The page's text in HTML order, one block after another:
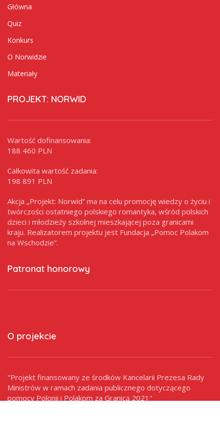
Główna
Quiz
Konkurs
O Norwidzie
Materiały
PROJEKT: NORWID
Wartość dofinansowania:
188 460 PLN
Całkowita wartość zadania:
198 891 PLN
Akcja „Projekt: Norwid” ma na celu promocję wiedzy o życiu i
twórczości ostatniego polskiego romantyka, wśród polskich
dzieci i młodzieży szkolnej mieszkającej poza granicami
kraju. Realizatorem projektu jest Fundacja „Pomoc Polakom
na Wschodzie”.
Patronat honorowy
O projekcie
"Projekt finansowany ze środków Kancelarii Prezesa Rady
Ministrów w ramach zadania publicznego dotyczącego
pomocy Polonii i Polakom za Granicą 2021"